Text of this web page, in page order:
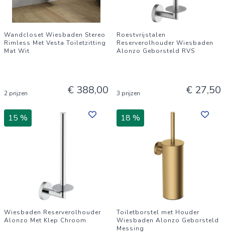
Wandcloset Wiesbaden Stereo
Rimless Met Vesta Toiletzitting
Mat Wit
2 prijzen € 388,00
Roestvrijstalen
Reserverolhouder Wiesbaden
Alonzo Geborsteld RVS
3 prijzen € 27,50
15 %
Wiesbaden Reserverolhouder
Alonzo Met Klep Chroom
18 %
Toiletborstel met Houder
Wiesbaden Alonzo Geborsteld
Messing